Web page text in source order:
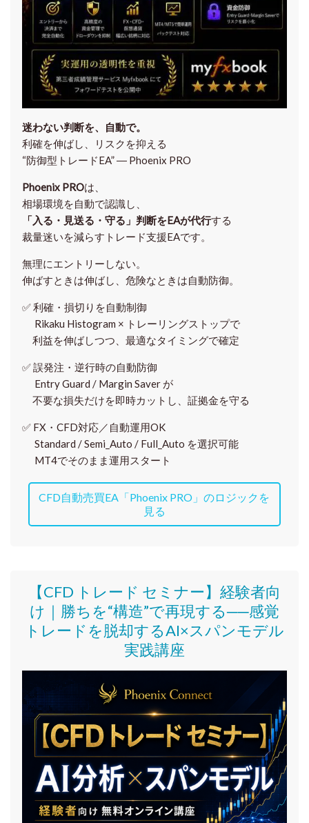
迷わない判断を、自動で。
利確を伸ばし、リスクを抑える
“防御型トレードEA” ― Phoenix PRO
Phoenix PROは、
相場環境を自動で認識し、
「入る・見送る・守る」判断をEAが代行する
裁量迷いを減らすトレード支援EAです。
無理にエントリーしない。
伸ばすときは伸ばし、危険なときは自動防御。
✅利確・損切りを自動制御
Rikaku Histogram × トレーリングストップで
利益を伸ばしつつ、最適なタイミングで確定
✅誤発注・逆行時の自動防御
Entry Guard / Margin Saver が
不要な損失だけを即時カットし、証拠金を守る
✅ FX・CFD対応／自動運用OK
Standard / Semi_Auto / Full_Auto を選択可能
MT4でそのまま運用スタート
CFD自動売買EA「Phoenix PRO」のロジックを
見る
【CFD トレード セミナー】 経験者向
け｜ 勝ちを“構造”で再現する──感覚
トレードを脱却するAI×スパンモデル
実践講座